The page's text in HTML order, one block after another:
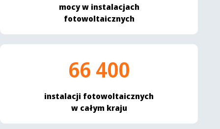
mocy w instalacjach
fotowoltaicznych
66 400
instalacji fotowoltaicznych
w całym kraju